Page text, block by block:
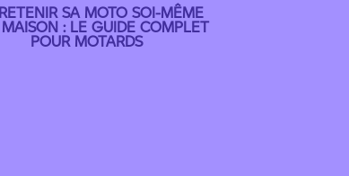
SA MOTO SOI-MÊME
: LE GUIDE COMPLET
POUR MOTARDS